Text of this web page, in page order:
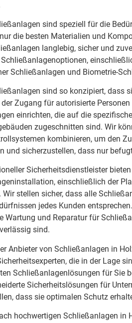
sind speziell für die
die besten Materialien und
langlebig, sicher und
Schließanlagen und Biometrie-
sind so konzipiert, dass
Zugang für autorisierte
einrichten, die auf die
zugeschnitten sind. Wir
kombinieren, um den
und sicherzustellen, dass nur
Sicherheitsdienstleister
einschließlich der
Wir stellen sicher, dass alle
jedes Kunden
Wartung und Reparatur für
sind.
Anbieter von Schließanlagen in
die in der Lage
Schließanlagenlösungen für Sie
Sicherheitslösungen für
dass sie optimalen Schutz
hochwertigen Schließanlagen in